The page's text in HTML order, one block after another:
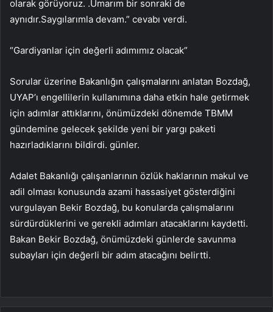
olarak görüyoruz. .Umarım bir sonraki de
aynıdır.Saygılarımla devam.” cevabı verdi.
“Gardiyanlar için değerli adımımız olacak”
Sorular üzerine Bakanlığın çalışmalarını anlatan Bozdağ,
UYAP’ı engellilerin kullanımına daha etkin hale getirmek
için adımlar attıklarını, önümüzdeki dönemde TBMM
gündemine gelecek şekilde yeni bir yargı paketi
hazırladıklarını bildirdi. günler.
Adalet Bakanlığı çalışanlarının özlük haklarının makul ve
adil olması konusunda azami hassasiyet gösterdiğini
vurgulayan Bekir Bozdağ, bu konularda çalışmalarını
sürdürdüklerini ve gerekli adımları atacaklarını kaydetti.
Bakan Bekir Bozdağ, önümüzdeki günlerde savunma
subayları için değerli bir adım atacağını belirtti.